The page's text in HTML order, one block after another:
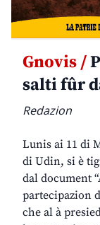
Gnovis /
salti fûr
Redazion
Lunis ai 11 di
di Udin, si è
dal document
partecipazion
che al à